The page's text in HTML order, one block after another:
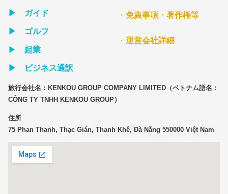
▶ ガイド
▶ ゴルフ
▶ 起業
▶ ビジネス通訳
・免責事項・著作権等
・運営会社詳細
旅行会社名：KENKOU GROUP COMPANY LIMITED（ベトナム語名：
CÔNG TY TNHH KENKOU GROUP）
住所
75 Phan Thanh, Thạc Gián, Thanh Khê, Đà Nẵng 550000 Việt Nam